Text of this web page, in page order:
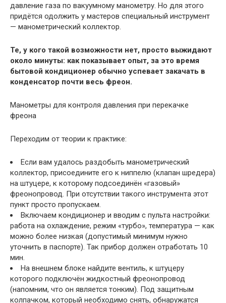
давление газа по вакуумному манометру. Но для этого
придётся одолжить у мастеров специальный инструмент
— манометрический коллектор.
Те, у кого такой возможности нет, просто выжидают
около минуты: как показывает опыт, за это время
бытовой кондиционер обычно успевает закачать в
конденсатор почти весь фреон.
Манометры для контроля давления при перекачке
фреона
Переходим от теории к практике:
Если вам удалось раздобыть манометрический
коллектор, присоедините его к ниппелю (клапан шредера)
на штуцере, к которому подсоединён «газовый»
фреонопровод. При отсутствии такого инструмента этот
пункт просто пропускаем.
Включаем кондиционер и вводим с пульта настройки:
работа на охлаждение, режим «турбо», температура — как
можно более низкая (допустимый минимум нужно
уточнить в паспорте). Так прибор должен отработать 10
мин.
На внешнем блоке найдите вентиль, к штуцеру
которого подключён жидкостный фреонопровод
(напомним, что он является тонким). Под защитным
колпачком, который необходимо снять, обнаружатся